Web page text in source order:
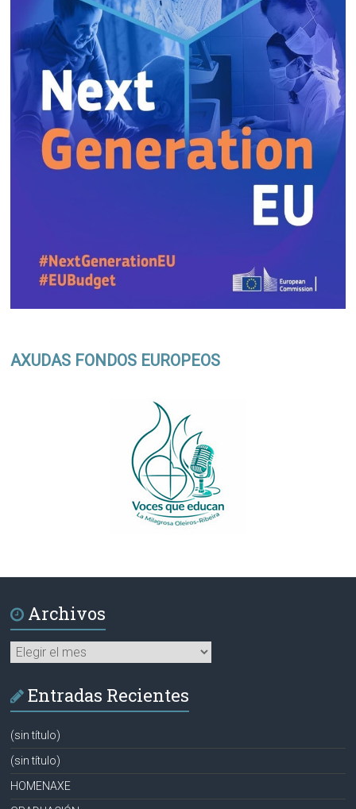
AXUDAS FONDOS EUROPEOS
Archivos
Archivos
Entradas Recientes
(sin título)
(sin título)
HOMENAXE